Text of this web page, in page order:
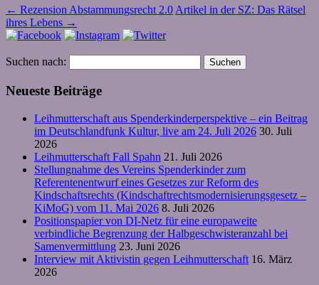
← Rezension Abstammungsrecht 2.0 Artikel in der SZ: Das Rätsel
ihres Lebens →
Suchen nach:
Neueste Beiträge
Leihmutterschaft aus Spenderkinderperspektive – ein Beitrag
im Deutschlandfunk Kultur, live am 24. Juli 2026 30. Juli
2026
Leihmutterschaft Fall Spahn 21. Juli 2026
Stellungnahme des Vereins Spenderkinder zum
Referentenentwurf eines Gesetzes zur Reform des
Kindschaftsrechts (Kindschaftrechtsmodernisierungsgesetz –
KiMoG) vom 11. Mai 2026 8. Juli 2026
Positionspapier von DI-Netz für eine europaweite
verbindliche Begrenzung der Halbgeschwisteranzahl bei
Samenvermittlung 23. Juni 2026
Interview mit Aktivistin gegen Leihmutterschaft 16. März
2026